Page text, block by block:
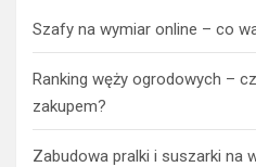
Szafy na wymiar online – co
Ranking węży ogrodowych –
zakupem?
Zabudowa pralki i suszarki na